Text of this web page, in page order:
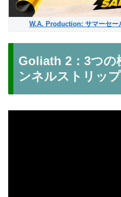
W.A. Production: サマーセー
Goliath 2：3つの
ンネルストリップ